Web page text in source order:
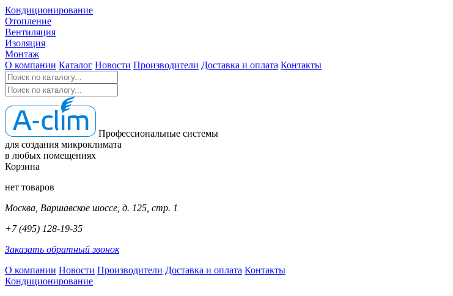
Кондиционирование
Отопление
Вентиляция
Изоляция
Монтаж
О компании Каталог Новости Производители Доставка и оплата Контакты
Профессиональные системы
для создания микроклимата
в любых помещениях
Корзина
нет товаров
Москва, Варшавское шоссе, д. 125, стр. 1
+7 (495) 128-19-35
Заказать обратный звонок
О компании Новости Производители Доставка и оплата Контакты
Кондиционирование